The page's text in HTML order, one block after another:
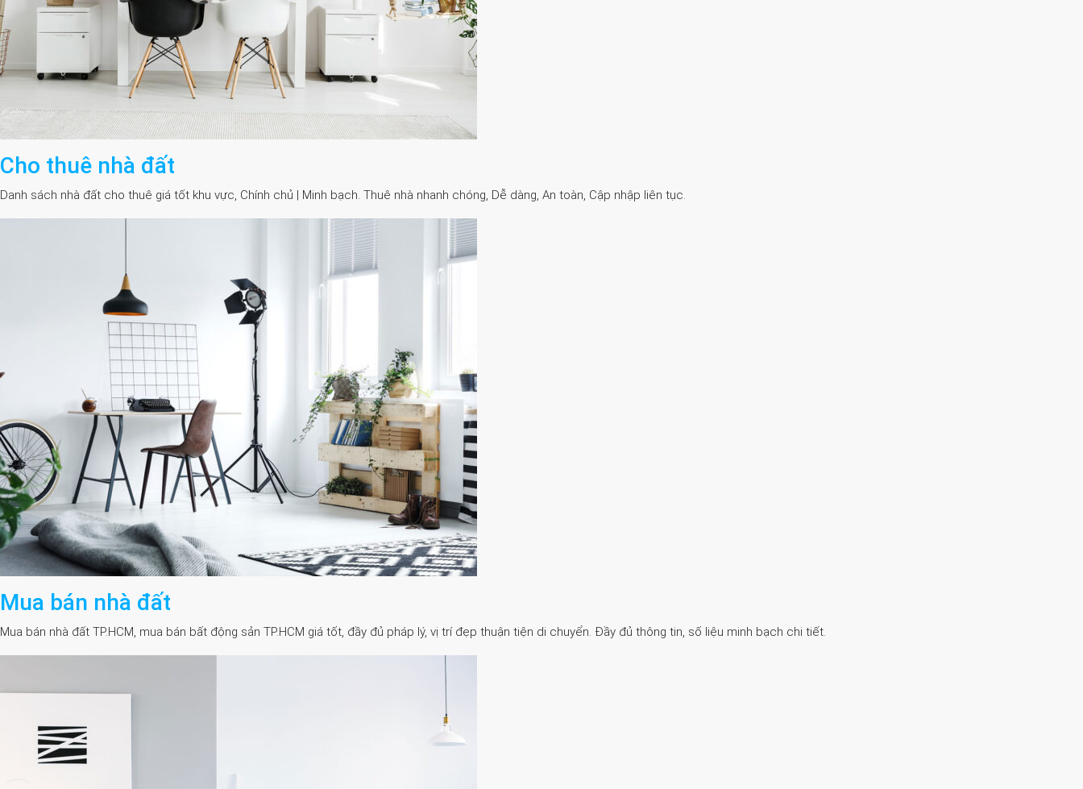
Cho thuê nhà đất
Danh sách nhà đất cho thuê giá tốt khu vực, Chính chủ | Minh bạch. Thuê nhà nhanh chóng, Dễ dàng, An toàn, Cập nhập liên tục.
Mua bán nhà đất
Mua bán nhà đất TP.HCM, mua bán bất động sản TP.HCM giá tốt, đầy đủ pháp lý, vị trí đẹp thuận tiện di chuyển. Đầy đủ thông tin, số liệu minh bạch chi tiết.